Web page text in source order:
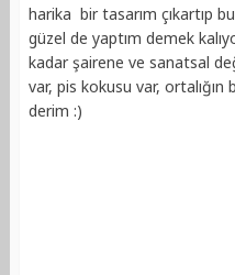
harika bir tasarım çıkartıp
güzel de yaptım demek
kadar şairene ve sanatsal
var, pis kokusu var, ortalığın
derim :)